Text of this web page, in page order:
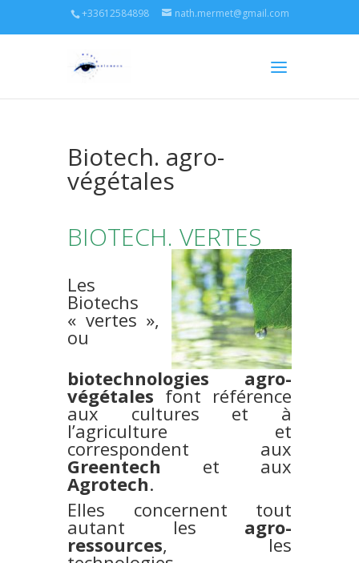
+33612584898 nath.mermet@gmail.com
Biotech. agro-
végétales
BIOTECH. VERTES
Les
Biotechs
« vertes »,
ou
biotechnologies agro-
végétales font référence
aux cultures et à
l’agriculture et
correspondent aux
Greentech et aux
Agrotech.
Elles concernent tout
autant les agro-
ressources, les